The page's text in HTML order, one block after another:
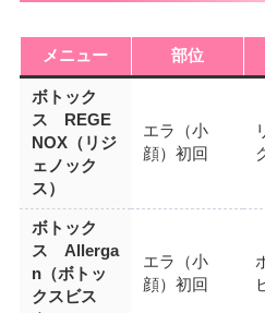
メニュー 部位
ボトック
ス REGE
NOX（リジ
ェノック
ス）
エラ（小
顔）初回
ボトック
ス Allerga
n（ボトッ
クスビス
エラ（小
顔）初回